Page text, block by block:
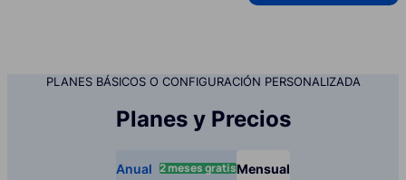
PLANES BÁSICOS O CONFIGURACIÓN PERSONALIZADA
Planes y Precios
Anual 2 meses gratisMensual